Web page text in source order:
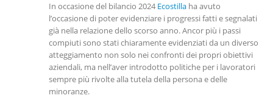
In occasione del bilancio 2024 Ecostilla ha avuto
l’occasione di poter evidenziare i progressi fatti e segnalati
già nella relazione dello scorso anno. Ancor più i passi
compiuti sono stati chiaramente evidenziati da un diverso
atteggiamento non solo nei confronti dei propri obiettivi
aziendali, ma nell’aver introdotto politiche per i lavoratori
sempre più rivolte alla tutela della persona e delle
minoranze.